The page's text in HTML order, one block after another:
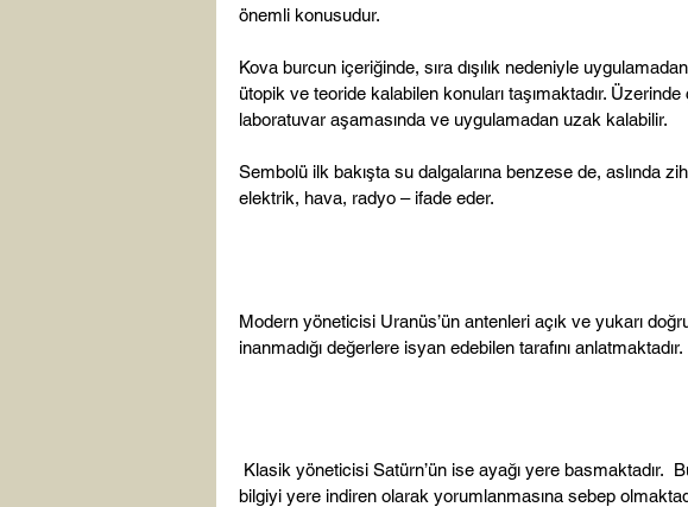
önemli konusudur.
Kova burcun içeriğinde, sıra dışılık nedeniyle
ütopik ve teoride kalabilen konuları taşımaktadır. Üzerinde
laboratuvar aşamasında ve uygulamadan uzak kalabilir.
Sembolü ilk bakışta su dalgalarına benzese de, aslında
elektrik, hava, radyo – ifade eder.
Modern yöneticisi Uranüs’ün antenleri açık ve yukarı
inanmadığı değerlere isyan edebilen tarafını anlatmaktadır.
bilgiyi yere indiren olarak yorumlanmasına sebep